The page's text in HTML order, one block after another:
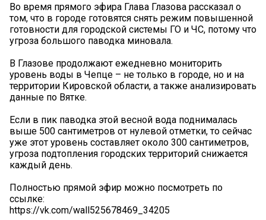
Во время прямого эфира Глава Глазова рассказал о
том, что в городе готовятся снять режим повышенной
готовности для городской системы ГО и ЧС, потому что
угроза большого паводка миновала.
В Глазове продолжают ежедневно мониторить
уровень воды в Чепце – не только в городе, но и на
территории Кировской области, а также анализировать
данные по Вятке.
Если в пик паводка этой весной вода поднималась
выше 500 сантиметров от нулевой отметки, то сейчас
уже этот уровень составляет около 300 сантиметров,
угроза подтопления городских территорий снижается
каждый день.
Полностью прямой эфир можно посмотреть по
ссылке:
https://vk.com/wall525678469_34205